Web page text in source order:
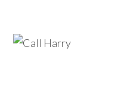
content